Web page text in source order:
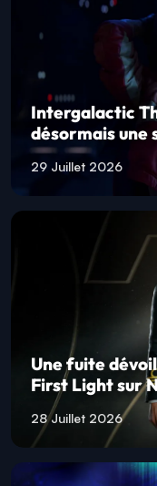
Intergalactic
désormais une
29 Juillet 2026
Une fuite
First Light sur
28 Juillet 2026